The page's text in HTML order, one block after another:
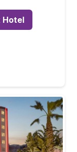
Hotel